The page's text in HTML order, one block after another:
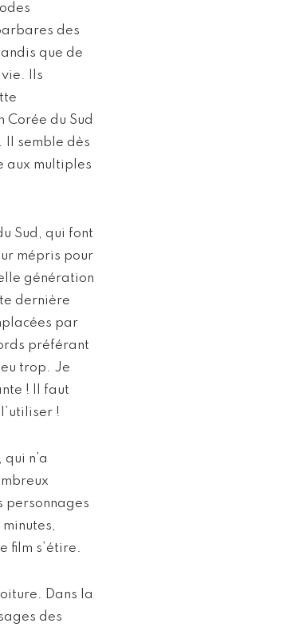
des
que de
Ils
Corée du Sud
Il semble dès
aux multiples
Sud, qui font
mépris pour
génération
dernière
par
préférant
trop. Je
! Il faut
!
n’a
personnages
film s’étire.
Dans la
des